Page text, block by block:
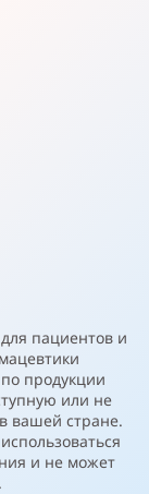
пациентов и
продукции
или не
вашей стране.
и не может